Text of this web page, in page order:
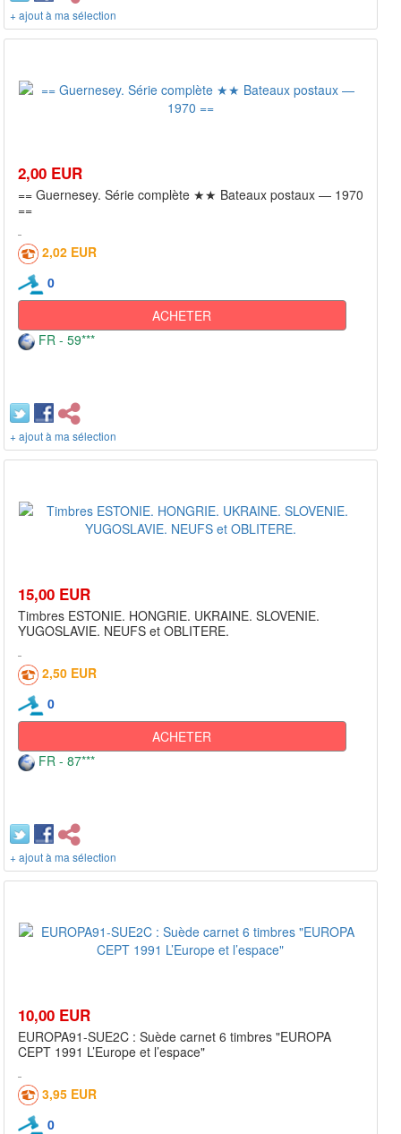
+ ajout à ma sélection
2,00 EUR
== Guernesey. Série complète ★★ Bateaux postaux — 1970
==
2,02 EUR
0
ACHETER
FR - 59***
+ ajout à ma sélection
15,00 EUR
Timbres ESTONIE. HONGRIE. UKRAINE. SLOVENIE.
YUGOSLAVIE. NEUFS et OBLITERE.
2,50 EUR
0
ACHETER
FR - 87***
+ ajout à ma sélection
10,00 EUR
EUROPA91-SUE2C : Suède carnet 6 timbres "EUROPA
CEPT 1991 L’Europe et l’espace"
3,95 EUR
0